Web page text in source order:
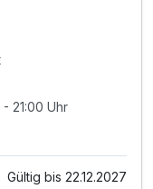
21:00 Uhr
Gültig bis 22.12.2027